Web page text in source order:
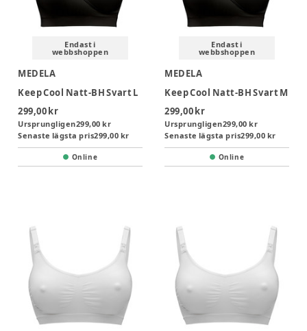
Endast i
webbshoppen
MEDELA
Keep Cool Natt-BH Svart L
299,00 kr
Ursprungligen299,00 kr
Senaste lägsta pris299,00 kr
Online
Endast i
webbshoppen
MEDELA
Keep Cool Natt-BH Svart M
299,00 kr
Ursprungligen299,00 kr
Senaste lägsta pris299,00 kr
Online